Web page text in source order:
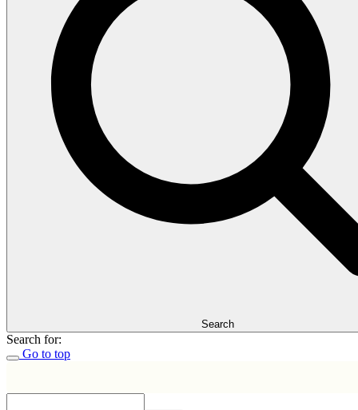
Search
Search for:
Go to top